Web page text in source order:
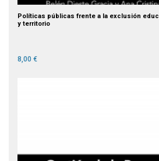
Políticas públicas frente a la exclusión
y territorio
8,00 €